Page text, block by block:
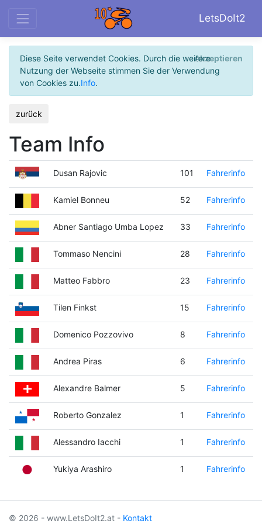
LetsDoIt2
Diese Seite verwendet Cookies. Durch die weitere
Nutzung der Webseite stimmen Sie der Verwendung
von Cookies zu.Info.
Akzeptieren
zurück
Team Info
Dusan Rajovic 101 Fahrerinfo
Kamiel Bonneu 52 Fahrerinfo
Abner Santiago Umba Lopez 33 Fahrerinfo
Tommaso Nencini 28 Fahrerinfo
Matteo Fabbro 23 Fahrerinfo
Tilen Finkst 15 Fahrerinfo
Domenico Pozzovivo 8 Fahrerinfo
Andrea Piras 6 Fahrerinfo
Alexandre Balmer 5 Fahrerinfo
Roberto Gonzalez 1 Fahrerinfo
Alessandro Iacchi 1 Fahrerinfo
Yukiya Arashiro 1 Fahrerinfo
© 2026 - www.LetsDoIt2.at - Kontakt